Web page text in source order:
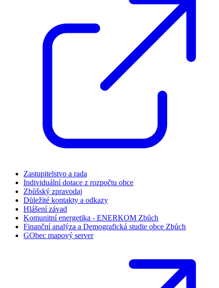
Zastupitelstvo a rada
Individuální dotace z rozpočtu obce
Zbůšský zpravodaj
Důležité kontakty a odkazy
Hlášení závad
Komunitní energetika - ENERKOM Zbůch
Finanční analýza a Demografická studie obce Zbůch
GObec mapový server